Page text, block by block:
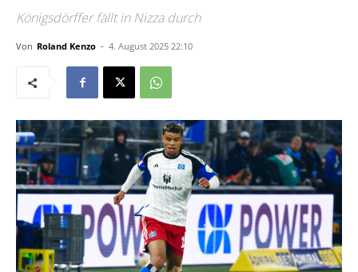
Königsdörffer fällt in Nizza durch
Von Roland Kenzo - 4. August 2025 22:10